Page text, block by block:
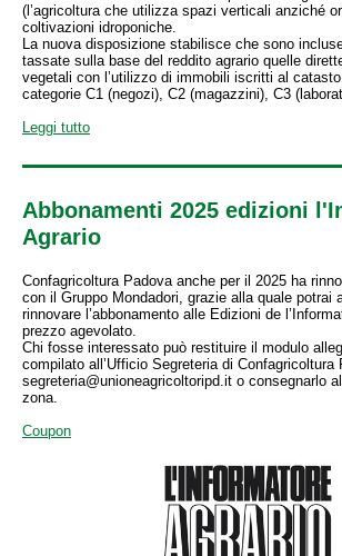
(l’agricoltura che utilizza spazi verticali anziché
coltivazioni idroponiche.
La nuova disposizione stabilisce che sono
tassate sulla base del reddito agrario quelle
vegetali con l’utilizzo di immobili iscritti al
categorie C1 (negozi), C2 (magazzini), C3
Leggi tutto
Abbonamenti 2025 edizioni
Agrario
Confagricoltura Padova anche per il 2025 ha
con il Gruppo Mondadori, grazie alla quale potrai
rinnovare l’abbonamento alle Edizioni de
prezzo agevolato.
Chi fosse interessato può restituire il modulo
compilato all’Ufficio Segreteria di Confagricoltura
segreteria@unioneagricoltoripd.it o consegnarlo
zona.
Coupon